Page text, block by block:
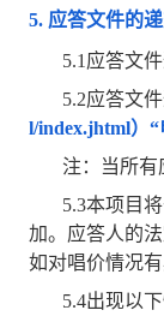
5. 应答文件的
5.1 应答文
5.2应答文件
l/index.jhtml）
注：当所
5.3本项目
加。应答人的
如对唱价情况
5.4出现以